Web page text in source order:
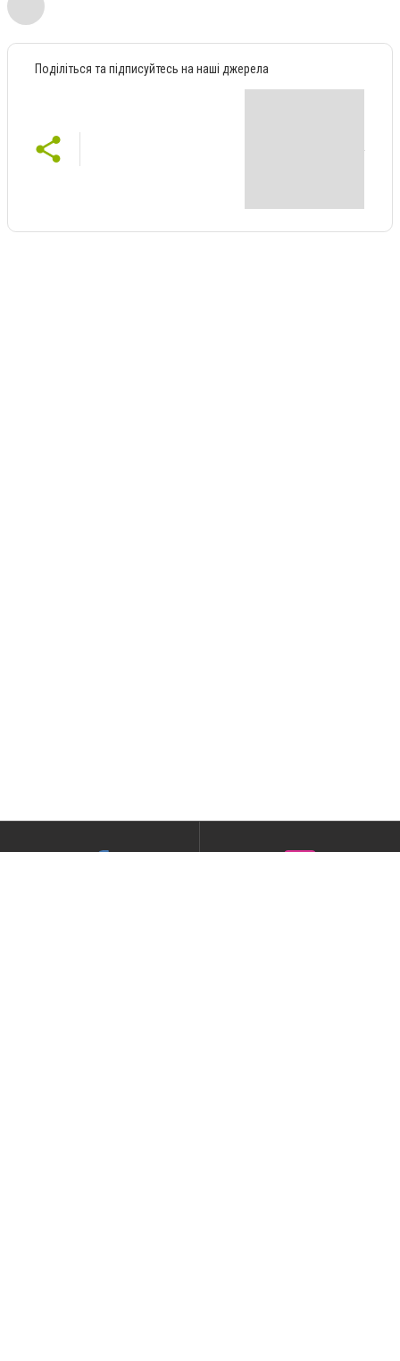
Поділіться та підписуйтесь на наші джерела